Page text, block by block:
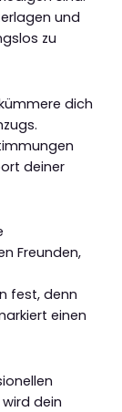
und
zu
dich
deiner
Freunden,
fest, denn
einen
dein